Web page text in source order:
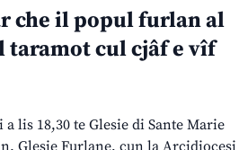
che il popul furlan al
taramot cul cjâf e vîf
lis 18,30 te Glesie di Sante Marie
Glesie Furlane, cun la Arcidiocesi